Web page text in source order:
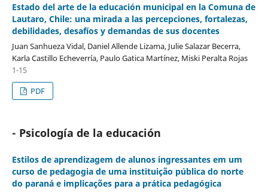
Estado del arte de la educación municipal en la Comuna de
Lautaro, Chile: una mirada a las percepciones, fortalezas,
debilidades, desafíos y demandas de sus docentes
Juan Sanhueza Vidal, Daniel Allende Lizama, Julie Salazar Becerra,
Karla Castillo Echeverría, Paulo Gatica Martínez, Miski Peralta Rojas
1-15
PDF
- Psicología de la educación
Estilos de aprendizagem de alunos ingressantes em um
curso de pedagogia de uma instituição pública do norte
do paraná e implicações para a prática pedagógica